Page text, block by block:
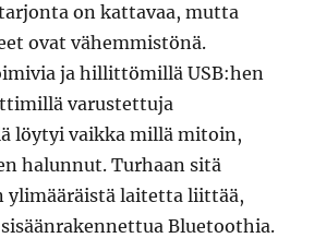
on kattavaa, mutta
ovat vähemmistönä.
ja hillittömillä USB:hen
varustettuja
löytyi vaikka millä mitoin,
halunnut. Turhaan sitä
ylimääräistä laitetta liittää,
Bluetoothia.